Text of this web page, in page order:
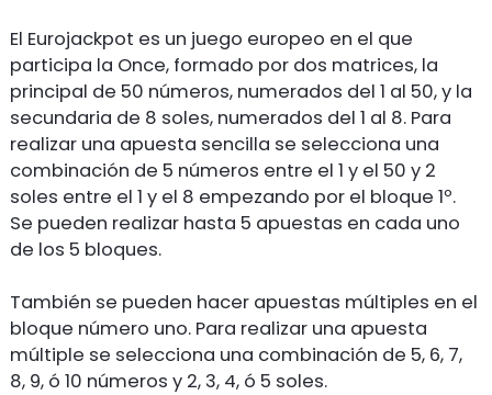
El Eurojackpot es un juego europeo en el que
participa la Once, formado por dos matrices, la
principal de 50 números, numerados del 1 al 50, y la
secundaria de 8 soles, numerados del 1 al 8. Para
realizar una apuesta sencilla se selecciona una
combinación de 5 números entre el 1 y el 50 y 2
soles entre el 1 y el 8 empezando por el bloque 1º.
Se pueden realizar hasta 5 apuestas en cada uno
de los 5 bloques.
También se pueden hacer apuestas múltiples en el
bloque número uno. Para realizar una apuesta
múltiple se selecciona una combinación de 5, 6, 7,
8, 9, ó 10 números y 2, 3, 4, ó 5 soles.